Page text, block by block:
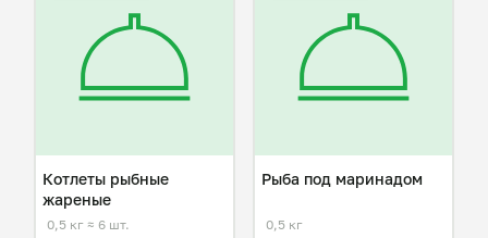
Котлеты рыбные
жареные
0,5 кг ≈ 6 шт.
Рыба под маринадом
0,5 кг